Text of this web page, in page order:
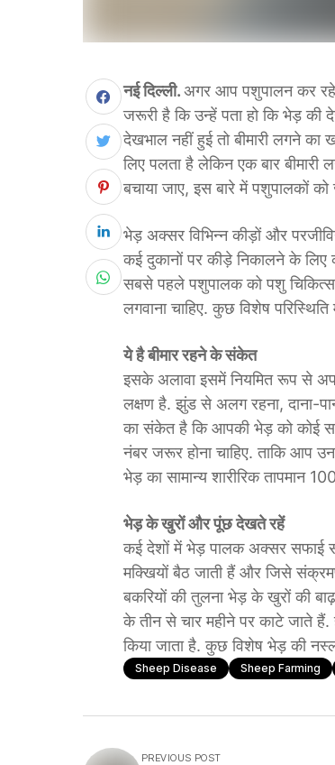
नई दिल्ली.अगर आप पशुपालन कर
जरूरी है कि उन्हें पता हो कि भेड़
देखभाल नहीं हुई तो बीमारी लगने
लिए पलता है लेकिन एक बार
बचाया जाए, इस बारे में पशुपालकों को
भेड़ अक्सर विभिन्न कीड़ों और
कई दुकानों पर कीड़े निकालने के लिए
सबसे पहले पशुपालक को पशु
लगवाना चाहिए. कुछ विशेष
ये है बीमार रहने के संकेत
इसके अलावा इसमें नियमित रूप से
लक्षण है. झुंड से अलग रहना, दाना-
का संकेत है कि आपकी भेड़ को कोई
नंबर जरूर होना चाहिए. ताकि आप
भेड़ का सामान्य शारीरिक तापमान
भेड़ के खुरों और पूंछ देखते रहें
कई देशों में भेड़ पालक अक्सर सफाई
मक्खियों बैठ जाती हैं और जिसे
बकरियों की तुलना भेड़ के खुरों की
के तीन से चार महीने पर काटे जाते
किया जाता है. कुछ विशेष भेड़ की
Sheep Disease Sheep Farming
PREVIOUS POST